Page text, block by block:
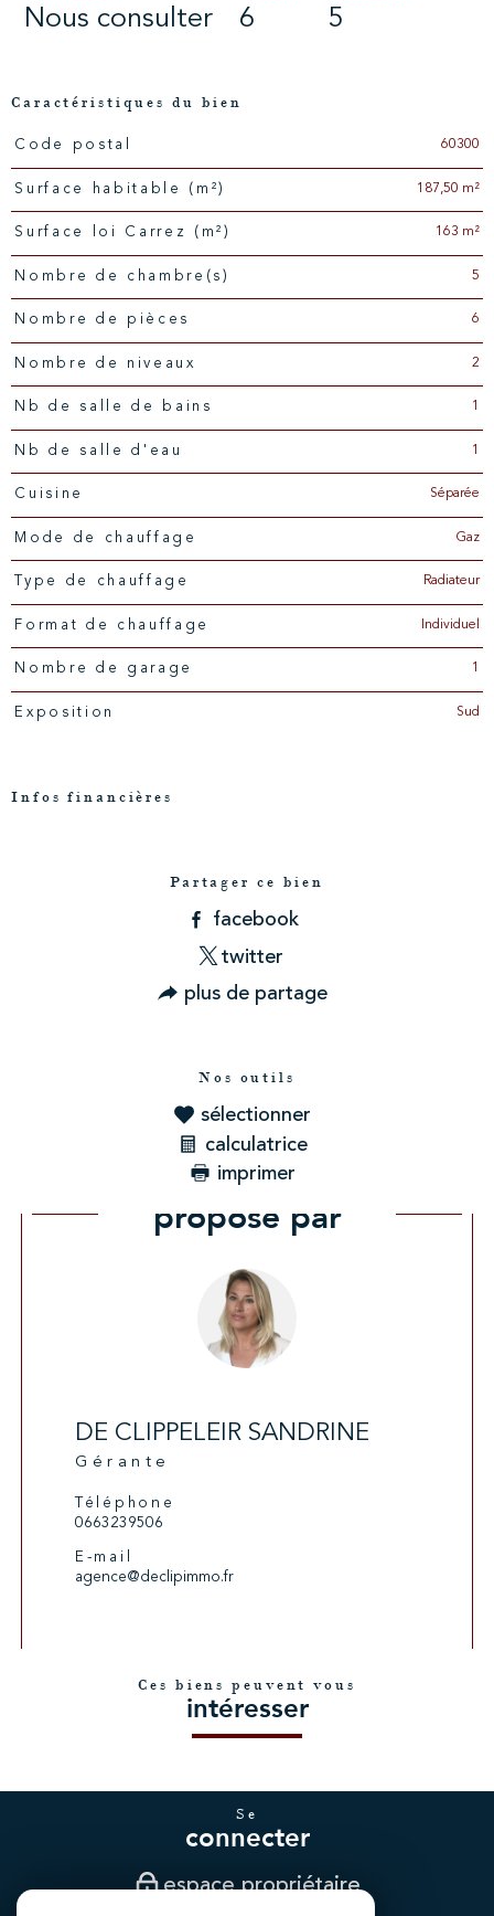
Nous consulter 6 5
Caractéristiques du bien
Caractéristiques Valeurs
Code postal 60300
Surface habitable (m²) 187,50 m²
Surface loi Carrez (m²) 163 m²
Nombre de chambre(s) 5
Nombre de pièces 6
Nombre de niveaux 2
Nb de salle de bains 1
Nb de salle d'eau 1
Cuisine Séparée
Mode de chauffage Gaz
Type de chauffage Radiateur
Format de chauffage Individuel
Nombre de garage 1
Exposition Sud
Infos financières
Partager ce bien
facebook
twitter
plus de partage
Nos outils
sélectionner
calculatrice
imprimer
Ce bien vous est
proposé par
DE CLIPPELEIR SANDRINE
Gérante
Téléphone
0663239506
E-mail
agence@declipimmo.fr
Ces biens peuvent vous
intéresser
se
connecter
espace propriétaire